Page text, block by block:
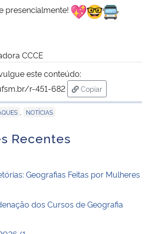
e dos Direitos Humanos
presencialmente!
CCCE
este conteúdo:
r-451-682
Copiar
para área de
NOTÍCIAS
Recentes
Geografias Feitas por Mulheres
dos Cursos de Geografia